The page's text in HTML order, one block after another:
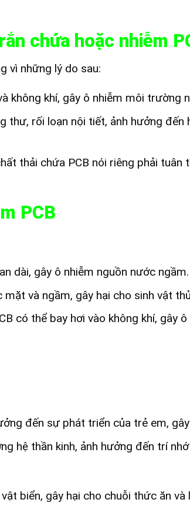
chứa hoặc nhiễm
vì những lý do sau:
không khí, gây ô nhiễm môi trường
thư, rối loạn nội tiết, ảnh hưởng đến
thải chứa PCB nói riêng phải tuân
PCB
dài, gây ô nhiễm nguồn nước ngầm.
và ngầm, gây hại cho sinh vật
có thể bay hơi vào không khí, gây
đến sự phát triển của trẻ em,
hệ thần kinh, ảnh hưởng đến trí
biển, gây hại cho chuỗi thức ăn và